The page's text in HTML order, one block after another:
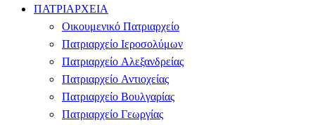
ΠΑΤΡΙΑΡΧΕΙΑ
Οικουμενικό Πατριαρχείο
Πατριαρχείο Ιεροσολύμων
Πατριαρχείο Αλεξανδρείας
Πατριαρχείο Αντιοχείας
Πατριαρχείο Βουλγαρίας
Πατριαρχείο Γεωργίας